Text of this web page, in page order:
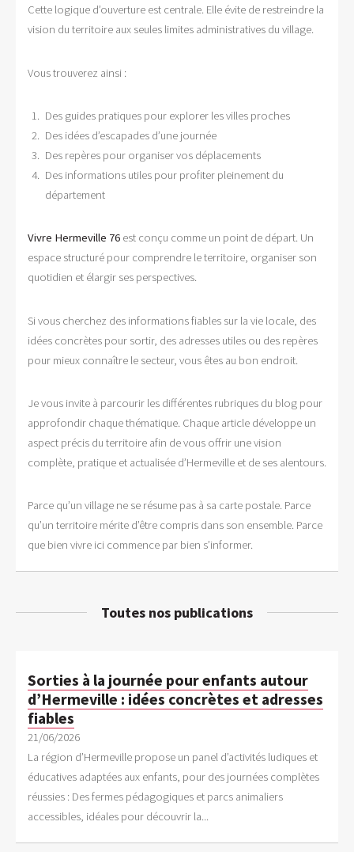
Cette logique d’ouverture est centrale. Elle évite de restreindre la
vision du territoire aux seules limites administratives du village.
Vous trouverez ainsi :
Des guides pratiques pour explorer les villes proches
Des idées d’escapades d’une journée
Des repères pour organiser vos déplacements
Des informations utiles pour profiter pleinement du
département
Vivre Hermeville 76 est conçu comme un point de départ. Un
espace structuré pour comprendre le territoire, organiser son
quotidien et élargir ses perspectives.
Si vous cherchez des informations fiables sur la vie locale, des
idées concrètes pour sortir, des adresses utiles ou des repères
pour mieux connaître le secteur, vous êtes au bon endroit.
Je vous invite à parcourir les différentes rubriques du blog pour
approfondir chaque thématique. Chaque article développe un
aspect précis du territoire afin de vous offrir une vision
complète, pratique et actualisée d’Hermeville et de ses alentours.
Parce qu’un village ne se résume pas à sa carte postale. Parce
qu’un territoire mérite d’être compris dans son ensemble. Parce
que bien vivre ici commence par bien s’informer.
Toutes nos publications
Sorties à la journée pour enfants autour
d’Hermeville : idées concrètes et adresses
fiables
21/06/2026
La région d’Hermeville propose un panel d’activités ludiques et
éducatives adaptées aux enfants, pour des journées complètes
réussies : Des fermes pédagogiques et parcs animaliers
accessibles, idéales pour découvrir la...